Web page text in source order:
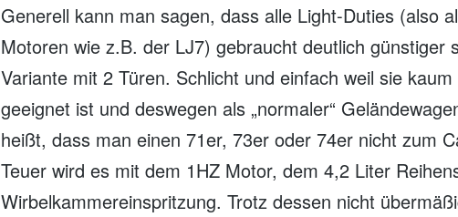
Generell kann man sagen, dass alle Light-Duties (also
Motoren wie z.B. der LJ7) gebraucht deutlich günstiger
Variante mit 2 Türen. Schlicht und einfach weil sie
geeignet ist und deswegen als „normaler“
heißt, dass man einen 71er, 73er oder 74er nicht zum
Teuer wird es mit dem 1HZ Motor, dem 4,2 Liter
Wirbelkammereinspritzung. Trotz dessen nicht